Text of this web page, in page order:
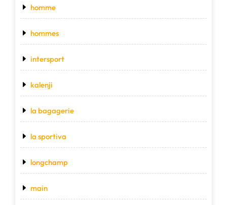
homme
hommes
intersport
kalenji
la bagagerie
la sportiva
longchamp
main